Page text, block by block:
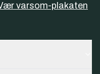
varsom-plakaten